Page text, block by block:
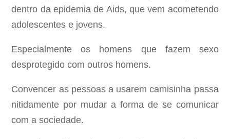
dentro da epidemia de Aids, que vem acometendo
adolescentes e jovens.
Especialmente os homens que fazem sexo
desprotegido com outros homens.
Convencer as pessoas a usarem camisinha passa
nitidamente por mudar a forma de se comunicar
com a sociedade.